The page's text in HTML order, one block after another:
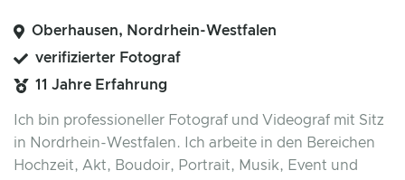
Oberhausen, Nordrhein-Westfalen
verifizierter Fotograf
11 Jahre Erfahrung
Ich bin professioneller Fotograf und Videograf mit Sitz
in Nordrhein-Westfalen. Ich arbeite in den Bereichen
Hochzeit, Akt, Boudoir, Portrait, Musik, Event und